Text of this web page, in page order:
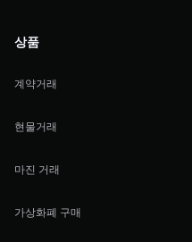
상품
계약거래
현물거래
마진 거래
가상화폐 구매